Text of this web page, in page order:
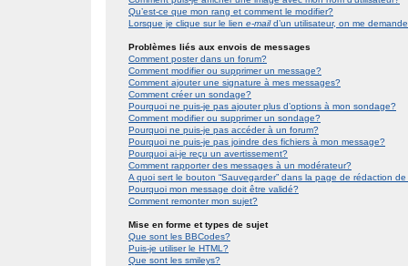
Qu’est-ce que mon rang et comment le modifier?
Lorsque je clique sur le lien e-maild’un utilisateur, on me
Problèmes liés aux envois de messages
Comment poster dans un forum?
Comment modifier ou supprimer un message?
Comment ajouter une signature à mes messages?
Comment créer un sondage?
Pourquoi ne puis-je pas ajouter plus d’options à mon sondage?
Comment modifier ou supprimer un sondage?
Pourquoi ne puis-je pas accéder à un forum?
Pourquoi ne puis-je pas joindre des fichiers à mon message?
Pourquoi ai-je reçu un avertissement?
Comment rapporter des messages à un modérateur?
A quoi sert le bouton “Sauvegarder” dans la page de rédaction
Pourquoi mon message doit être validé?
Comment remonter mon sujet?
Mise en forme et types de sujet
Que sont les BBCodes?
Puis-je utiliser le HTML?
Que sont les smileys?